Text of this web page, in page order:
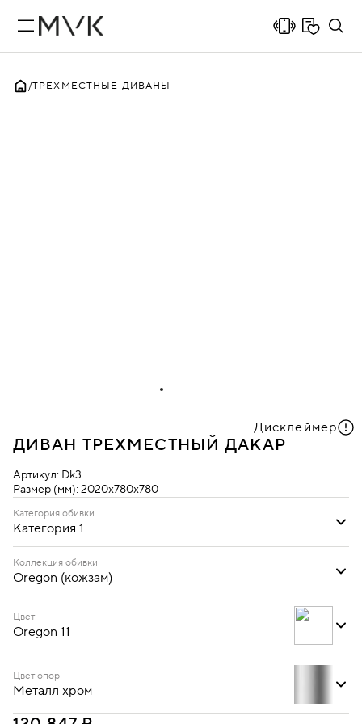
ТРЕХМЕСТНЫЕ ДИВАНЫ
Дисклеймер
ДИВАН ТРЕХМЕСТНЫЙ ДАКАР
Артикул: Dk3
Размер (мм): 2020х780х780
Категория обивки
Категория 1
Коллекция обивки
Oregon (кожзам)
Цвет
Oregon 11
Oregon 01 Oregon 02 Oregon 03
Цвет опор
Металл хром